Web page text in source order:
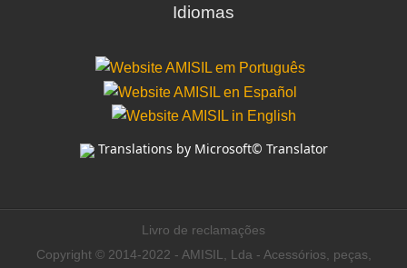
Idiomas
Translations by Microsoft© Translator
Livro de reclamações
Copyright © 2014-2022 - AMISIL, Lda - Acessórios, peças,